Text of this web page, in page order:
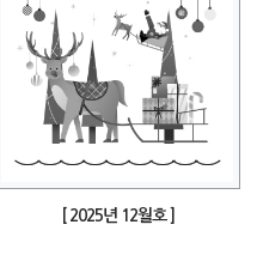
[ 2025년 12월호 ]